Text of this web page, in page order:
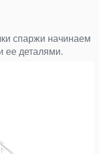
спаржи начинаем
ее деталями.